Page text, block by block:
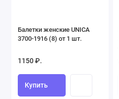
Балетки женские UNICA
3700-1916 (8) от 1 шт.
1150 ₽.
Купить